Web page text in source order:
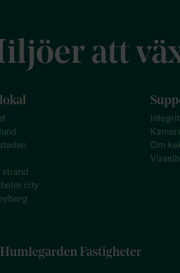
att
strand
city
Om
Fastigheter